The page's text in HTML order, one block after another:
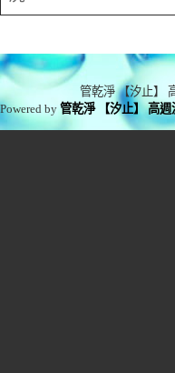
管乾淨 【汐止】
Powered by管乾淨 【汐止】 高